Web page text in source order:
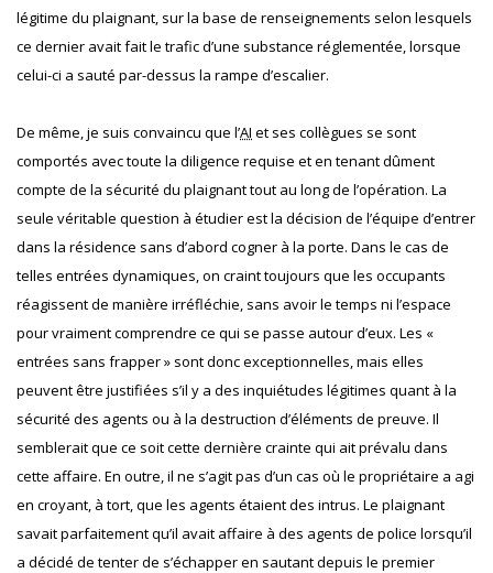
légitime du plaignant, sur la base de renseignements selon lesquels
ce dernier avait fait le trafic d’une substance réglementée, lorsque
celui-ci a sauté par-dessus la rampe d’escalier.
De même, je suis convaincu que l’AI et ses collègues se sont
comportés avec toute la diligence requise et en tenant dûment
compte de la sécurité du plaignant tout au long de l’opération. La
seule véritable question à étudier est la décision de l’équipe d’entrer
dans la résidence sans d’abord cogner à la porte. Dans le cas de
telles entrées dynamiques, on craint toujours que les occupants
réagissent de manière irréfléchie, sans avoir le temps ni l’espace
pour vraiment comprendre ce qui se passe autour d’eux. Les «
entrées sans frapper » sont donc exceptionnelles, mais elles
peuvent être justifiées s’il y a des inquiétudes légitimes quant à la
sécurité des agents ou à la destruction d’éléments de preuve. Il
semblerait que ce soit cette dernière crainte qui ait prévalu dans
cette affaire. En outre, il ne s’agit pas d’un cas où le propriétaire a agi
en croyant, à tort, que les agents étaient des intrus. Le plaignant
savait parfaitement qu’il avait affaire à des agents de police lorsqu’il
a décidé de tenter de s’échapper en sautant depuis le premier